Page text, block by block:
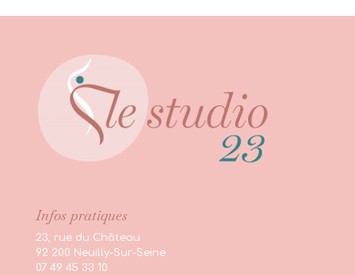
Infos pratiques
23, rue du Château
92 200 Neuilly-Sur-Seine
07 49 45 33 10